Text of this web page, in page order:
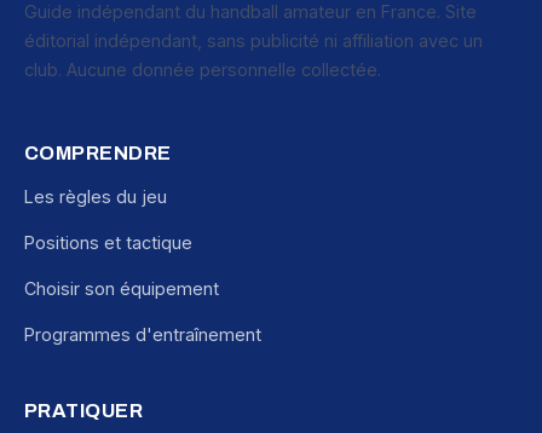
Guide indépendant du handball amateur en France. Site
éditorial indépendant, sans publicité ni affiliation avec un
club. Aucune donnée personnelle collectée.
COMPRENDRE
Les règles du jeu
Positions et tactique
Choisir son équipement
Programmes d'entraînement
PRATIQUER